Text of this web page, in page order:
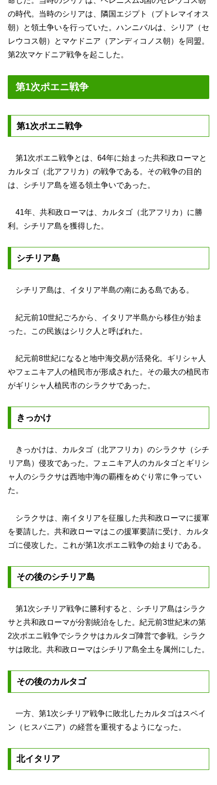
の時代。当時のシリアは、隣国エジプト（プトレマイオス
朝）と領土争いを行っていた。ハンニバルは、シリア（セ
レウコス朝）とマケドニア（アンディコノス朝）を同盟。
第2次マケドニア戦争を起こした。
第1次ポエニ戦争
第1次ポエニ戦争
第1次ポエニ戦争とは、64年に始まった共和政ローマと
カルタゴ（北アフリカ）の戦争である。その戦争の目的
は、シチリア島を巡る領土争いであった。
41年、共和政ローマは、カルタゴ（北アフリカ）に勝
利。シチリア島を獲得した。
シチリア島
シチリア島は、イタリア半島の南にある島である。
紀元前10世紀ごろから、イタリア半島から移住が始ま
った。この民族はシリク人と呼ばれた。
紀元前8世紀になると地中海交易が活発化。ギリシャ人
やフェニキア人の植民市が形成された。その最大の植民市
がギリシャ人植民市のシラクサであった。
きっかけ
きっかけは、カルタゴ（北アフリカ）のシラクサ（シチ
リア島）侵攻であった。フェニキア人のカルタゴとギリシ
ャ人のシラクサは西地中海の覇権をめぐり常に争ってい
た。
シラクサは、南イタリアを征服した共和政ローマに援軍
を要請した。共和政ローマはこの援軍要請に受け、カルタ
ゴに侵攻した。これが第1次ポエニ戦争の始まりである。
その後のシチリア島
第1次シチリア戦争に勝利すると、シチリア島はシラク
サと共和政ローマが分割統治をした。紀元前3世紀末の第
2次ポエニ戦争でシラクサはカルタゴ陣営で参戦。シラク
サは敗北。共和政ローマはシチリア島全土を属州にした。
その後のカルタゴ
一方、第1次シチリア戦争に敗北したカルタゴはスペイ
ン（ヒスパニア）の経営を重視するようになった。
北イタリア